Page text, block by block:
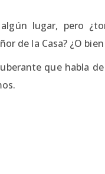
lugar, pero
de la Casa? ¿O
que habla